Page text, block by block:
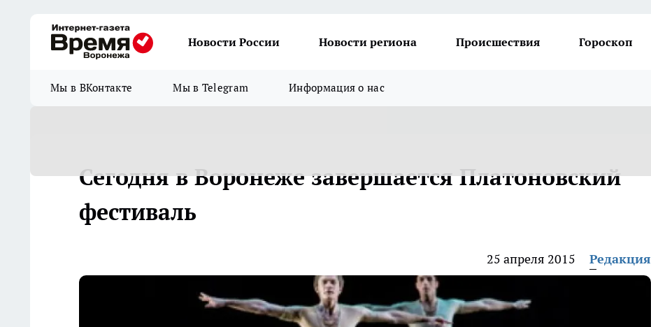
Новости России Новости региона Происшествия Гороскоп
Мы в ВКонтакте Мы в Telegram Информация о нас
Сегодня в Воронеже завершается Платоновский
фестиваль
25 апреля 2015 Редакция